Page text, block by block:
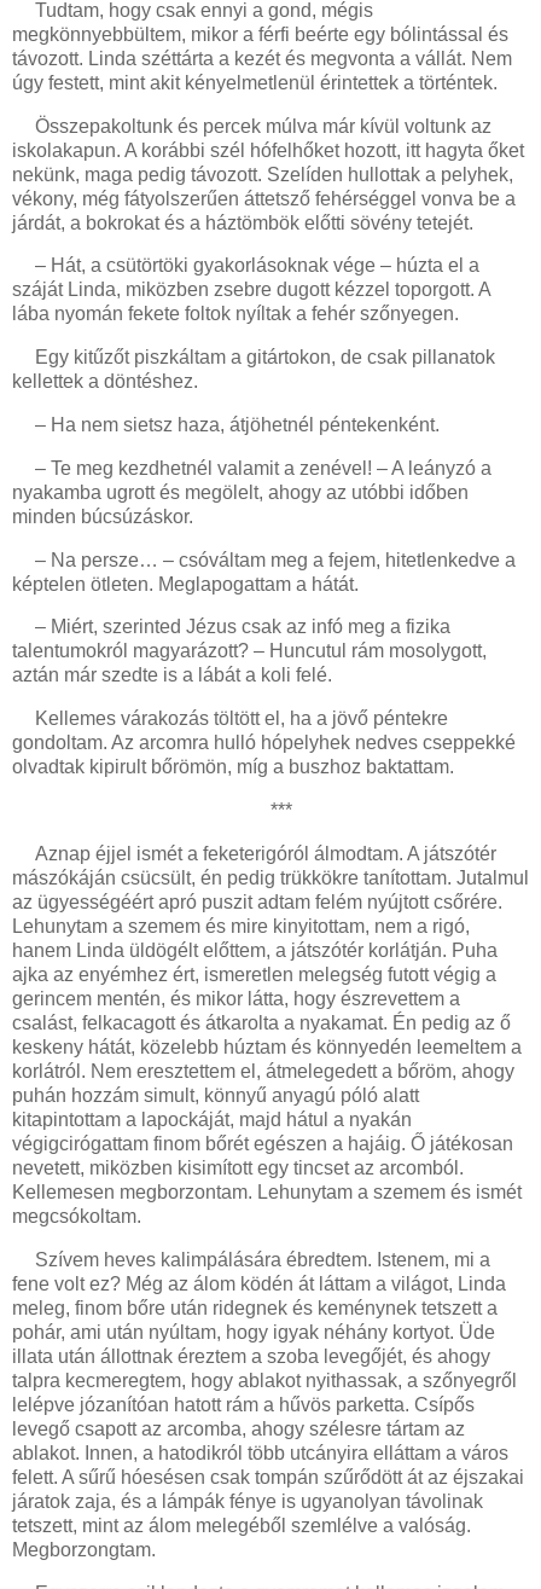
Tudtam, hogy csak ennyi a gond, mégis
megkönnyebbültem, mikor a férfi beérte egy bólintással és
távozott. Linda széttárta a kezét és megvonta a vállát. Nem
úgy festett, mint akit kényelmetlenül érintettek a történtek.
Összepakoltunk és percek múlva már kívül voltunk az
iskolakapun. A korábbi szél hófelhőket hozott, itt hagyta őket
nekünk, maga pedig távozott. Szelíden hullottak a pelyhek,
vékony, még fátyolszerűen áttetsző fehérséggel vonva be a
járdát, a bokrokat és a háztömbök előtti sövény tetejét.
– Hát, a csütörtöki gyakorlásoknak vége – húzta el a
száját Linda, miközben zsebre dugott kézzel toporgott. A
lába nyomán fekete foltok nyíltak a fehér szőnyegen.
Egy kitűzőt piszkáltam a gitártokon, de csak pillanatok
kellettek a döntéshez.
– Ha nem sietsz haza, átjöhetnél péntekenként.
– Te meg kezdhetnél valamit a zenével! – A leányzó a
nyakamba ugrott és megölelt, ahogy az utóbbi időben
minden búcsúzáskor.
– Na persze… – csóváltam meg a fejem, hitetlenkedve a
képtelen ötleten. Meglapogattam a hátát.
– Miért, szerinted Jézus csak az infó meg a fizika
talentumokról magyarázott? – Huncutul rám mosolygott,
aztán már szedte is a lábát a koli felé.
Kellemes várakozás töltött el, ha a jövő péntekre
gondoltam. Az arcomra hulló hópelyhek nedves cseppekké
olvadtak kipirult bőrömön, míg a buszhoz baktattam.
***
Aznap éjjel ismét a feketerigóról álmodtam. A játszótér
mászókáján csücsült, én pedig trükkökre tanítottam. Jutalmul
az ügyességéért apró puszit adtam felém nyújtott csőrére.
Lehunytam a szemem és mire kinyitottam, nem a rigó,
hanem Linda üldögélt előttem, a játszótér korlátján. Puha
ajka az enyémhez ért, ismeretlen melegség futott végig a
gerincem mentén, és mikor látta, hogy észrevettem a
csalást, felkacagott és átkarolta a nyakamat. Én pedig az ő
keskeny hátát, közelebb húztam és könnyedén leemeltem a
korlátról. Nem eresztettem el, átmelegedett a bőröm, ahogy
puhán hozzám simult, könnyű anyagú póló alatt
kitapintottam a lapockáját, majd hátul a nyakán
végigcirógattam finom bőrét egészen a hajáig. Ő játékosan
nevetett, miközben kisimított egy tincset az arcomból.
Kellemesen megborzontam. Lehunytam a szemem és ismét
megcsókoltam.
Szívem heves kalimpálására ébredtem. Istenem, mi a
fene volt ez? Még az álom ködén át láttam a világot, Linda
meleg, finom bőre után ridegnek és keménynek tetszett a
pohár, ami után nyúltam, hogy igyak néhány kortyot. Üde
illata után állottnak éreztem a szoba levegőjét, és ahogy
talpra kecmeregtem, hogy ablakot nyithassak, a szőnyegről
lelépve józanítóan hatott rám a hűvös parketta. Csípős
levegő csapott az arcomba, ahogy szélesre tártam az
ablakot. Innen, a hatodikról több utcányira elláttam a város
felett. A sűrű hóesésen csak tompán szűrődött át az éjszakai
járatok zaja, és a lámpák fénye is ugyanolyan távolinak
tetszett, mint az álom melegéből szemlélve a valóság.
Megborzongtam.